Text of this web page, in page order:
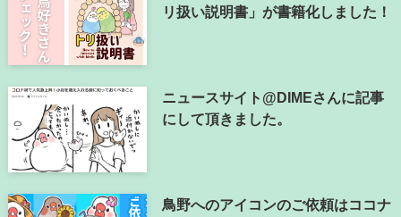
リ扱い説明書」が書籍化しました！
ニュースサイト@DIMEさんに記事
にして頂きました。
鳥野へのアイコンのご依頼はココナ